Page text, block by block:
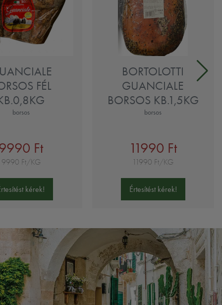
FÉL
borsos
Ft
9990 Ft/KG
kérek!
BORTOLOTTI
GUANCIALE
BORSOS KB.1,5KG
borsos
11990 Ft
11990 Ft/KG
Értesítést kérek!